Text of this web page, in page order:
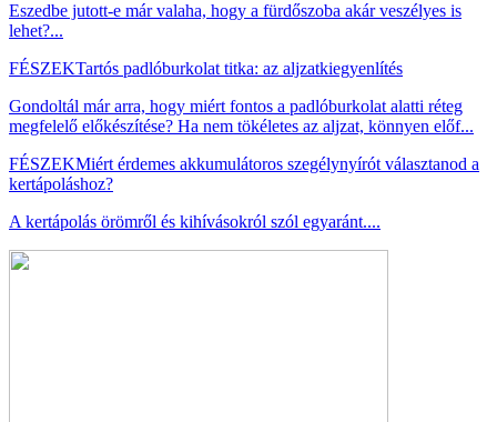
Eszedbe jutott-e már valaha, hogy a fürdőszoba akár veszélyes is
lehet?...
FÉSZEKTartós padlóburkolat titka: az aljzatkiegyenlítés
Gondoltál már arra, hogy miért fontos a padlóburkolat alatti réteg
megfelelő előkészítése? Ha nem tökéletes az aljzat, könnyen előf...
FÉSZEKMiért érdemes akkumulátoros szegélynyírót választanod a
kertápoláshoz?
A kertápolás örömről és kihívásokról szól egyaránt....